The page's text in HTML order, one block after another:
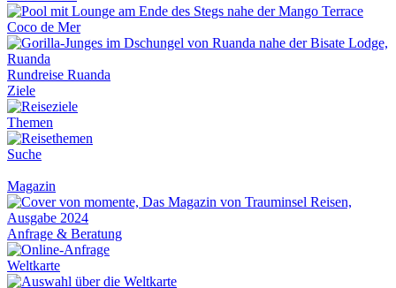
Coco de Mer
Rundreise Ruanda
Ziele
Themen
Suche
Magazin
Anfrage & Beratung
Weltkarte